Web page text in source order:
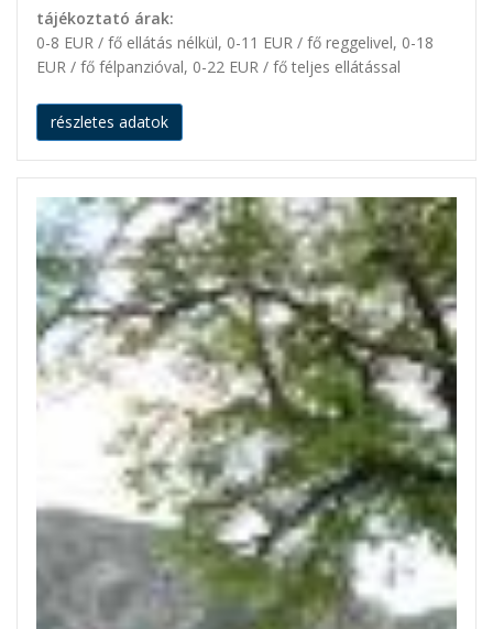
tájékoztató árak:
0-8 EUR / fő ellátás nélkül, 0-11 EUR / fő reggelivel, 0-18
EUR / fő félpanzióval, 0-22 EUR / fő teljes ellátással
részletes adatok